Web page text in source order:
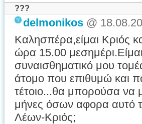
???
delmonikos @
Καλησπέρα,είμαι Κριός
ώρα 15.00
συναισθηματικό μου
άτομο που επιθυμώ και
τέτοιο...θα μπορούσα να
μήνες όσων αφορα αυτό
Λέων-Κριός;